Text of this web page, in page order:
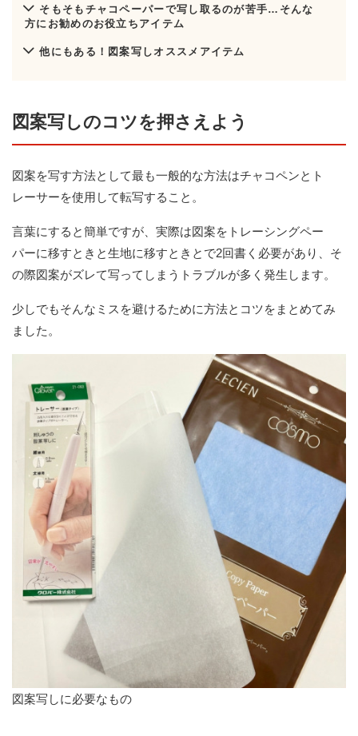
そもそもチャコペーパーで写し取るのが苦手…そんな
方にお勧めのお役立ちアイテム
他にもある！図案写しオススメアイテム
図案写しのコツを押さえよう
図案を写す方法として最も一般的な方法はチャコペンとト
レーサーを使用して転写すること。
言葉にすると簡単ですが、実際は図案をトレーシングペー
パーに移すときと生地に移すときとで2回書く必要があり、そ
の際図案がズレて写ってしまうトラブルが多く発生します。
少しでもそんなミスを避けるために方法とコツをまとめてみ
ました。
図案写しに必要なもの